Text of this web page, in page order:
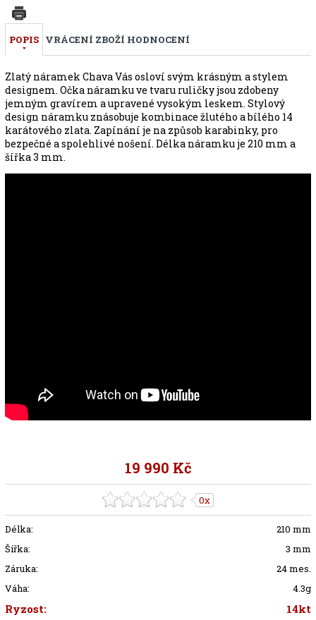
POPIS VRÁCENÍ ZBOŽÍ HODNOCENÍ
Zlatý náramek Chava Vás osloví svým krásným a stylem
designem. Očka náramku ve tvaru ruličky jsou zdobeny
jemným gravírem a upravené vysokým leskem. Stylový
design náramku znásobuje kombinace žlutého a bílého 14
karátového zlata. Zapínání je na způsob karabinky, pro
bezpečné a spolehlivé nošení. Délka náramku je 210 mm a
šířka 3 mm.
19 990 Kč
0x
Délka:
210 mm
Šířka:
3 mm
Záruka:
24 mes.
Váha:
4.3g
Ryzost: 14kt